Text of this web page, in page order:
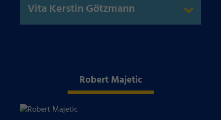
Vita Kerstin Götzmann
Robert Majetic